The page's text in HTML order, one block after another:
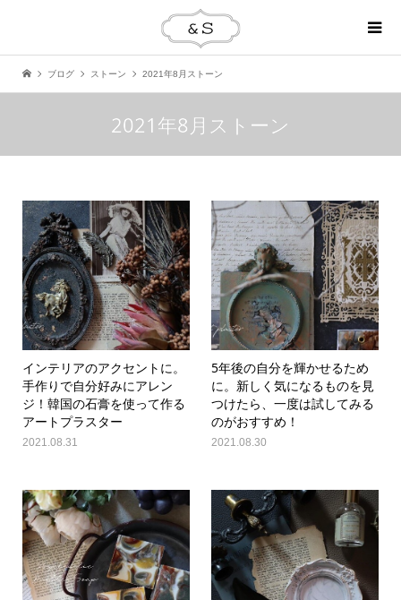
ブログ ストーン 2021年8月ストーン
2021年8月ストーン
インテリアのアクセントに。
手作りで自分好みにアレン
ジ！韓国の石膏を使って作る
アートプラスター
2021.08.31
5年後の自分を輝かせるため
に。新しく気になるものを見
つけたら、一度は試してみる
のがおすすめ！
2021.08.30